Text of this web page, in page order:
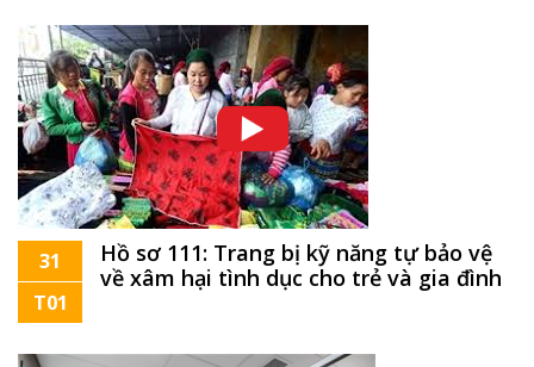
31
T01
Hồ sơ 111: Trang bị kỹ năng tự bảo vệ
về xâm hại tình dục cho trẻ và gia đình